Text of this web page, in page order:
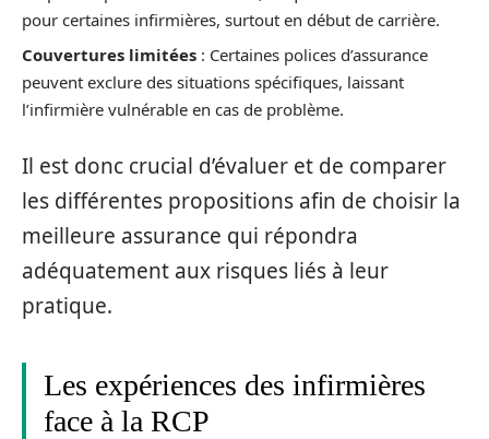
pour certaines infirmières, surtout en début de carrière.
Couvertures limitées : Certaines polices d’assurance
peuvent exclure des situations spécifiques, laissant
l’infirmière vulnérable en cas de problème.
Il est donc crucial d’évaluer et de comparer
les différentes propositions afin de choisir la
meilleure assurance qui répondra
adéquatement aux risques liés à leur
pratique.
Les expériences des infirmières
face à la RCP